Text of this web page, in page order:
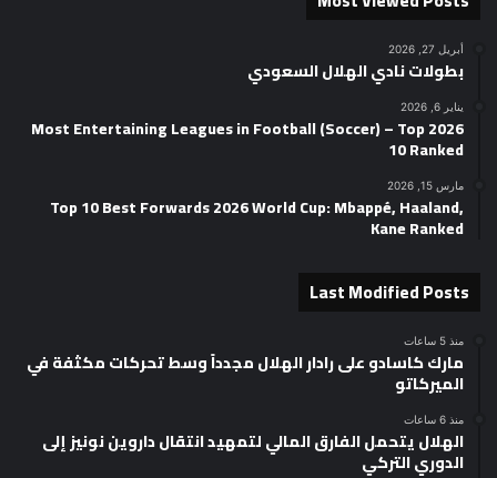
أبريل 27, 2026
بطولات نادي الهلال السعودي
يناير 6, 2026
2026 Most Entertaining Leagues in Football (Soccer) – Top
10 Ranked
مارس 15, 2026
Top 10 Best Forwards 2026 World Cup: Mbappé, Haaland,
Kane Ranked
Last Modified Posts
منذ 5 ساعات
مارك كاسادو على رادار الهلال مجدداً وسط تحركات مكثفة في
الميركاتو
منذ 6 ساعات
الهلال يتحمل الفارق المالي لتمهيد انتقال داروين نونيز إلى
الدوري التركي